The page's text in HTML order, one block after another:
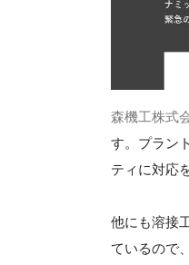
森機工株式
す。プラン
ティに対応
他にも溶接
ているので